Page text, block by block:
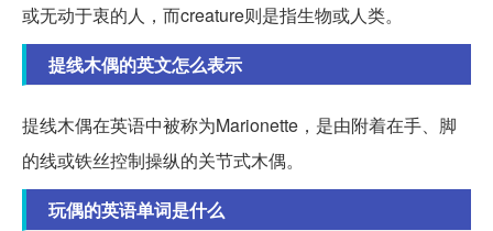
或无动于衷的人，而creature则是指生物或人类。
提线木偶的英文怎么表示
提线木偶在英语中被称为Marionette，是由附着在手、脚
的线或铁丝控制操纵的关节式木偶。
玩偶的英语单词是什么